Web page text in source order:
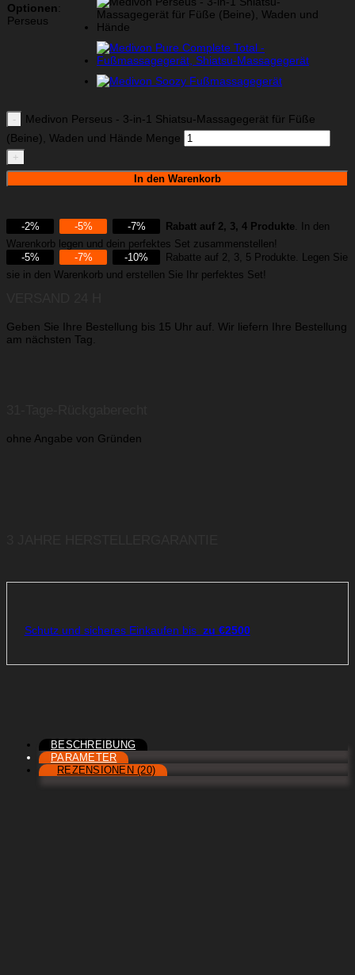
Optionen:
Perseus
Medivon Perseus - 3-in-1 Shiatsu-Massagegerät für Füße
(Beine), Waden und Hände Menge
In den Warenkorb
-2% -5% -7% Rabatt auf 2, 3, 4 Produkte. In den
Warenkorb legen und dein perfektes Set zusammenstellen!
-5%
-7% -10%
Rabatte auf 2, 3, 5 Produkte. Legen Sie
sie in den Warenkorb und erstellen Sie Ihr perfektes Set!
Geben Sie Ihre Bestellung bis 15 Uhr auf. Wir liefern Ihre Bestellung
am nächsten Tag.
ohne Angabe von Gründen
Schutz und sicheres Einkaufen biszu €2500
BESCHREIBUNG
PARAMETER
REZENSIONEN (20)